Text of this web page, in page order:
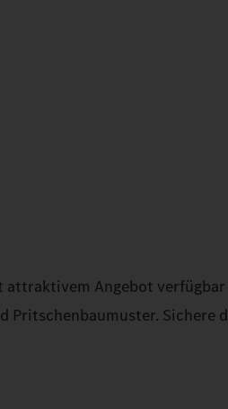
attraktivem Angebot
Pritschenbaumuster.